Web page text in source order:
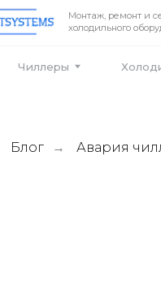
Монтаж, ремонт и сервис
холодильного оборудования
Блог → Авария